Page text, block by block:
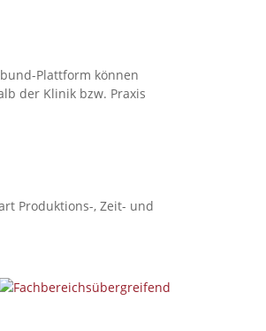
Plattform können
der Klinik bzw. Praxis
Produktions-, Zeit- und